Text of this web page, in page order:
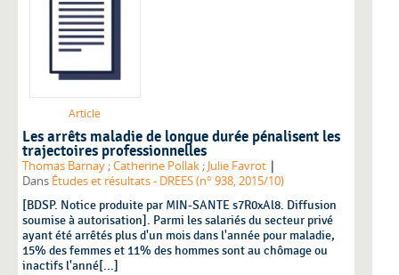
Article
Les arrêts maladie de longue durée pénalisent les
trajectoires professionnelles
Thomas Barnay;Catherine Pollak;Julie Favrot |
Dans Études et résultats - DREES (n° 938, 2015/10)
[BDSP. Notice produite par MIN-SANTE s7R0xAl8. Diffusion
soumise à autorisation]. Parmi les salariés du secteur privé
ayant été arrêtés plus d'un mois dans l'année pour maladie,
15% des femmes et 11% des hommes sont au chômage ou
inactifs l'anné[...]